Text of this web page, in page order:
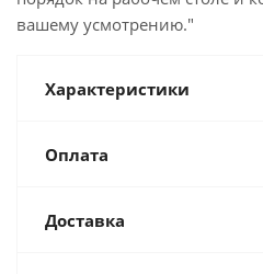
вашему усмотрению."
Характеристики
Оплата
Доставка